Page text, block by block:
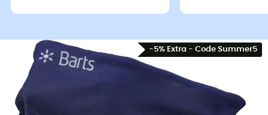
-5% Extra - Code Summer5